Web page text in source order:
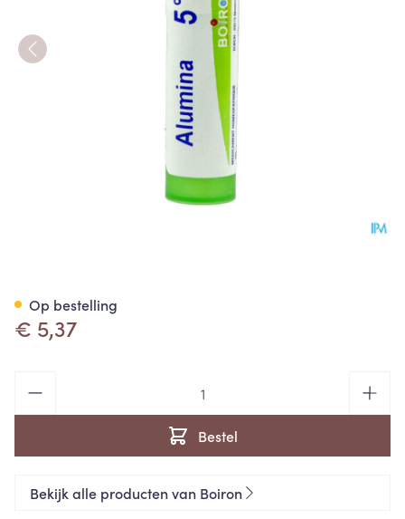
€ 5,37
Bestel
Op bestelling
Bekijk alle producten van Boiron